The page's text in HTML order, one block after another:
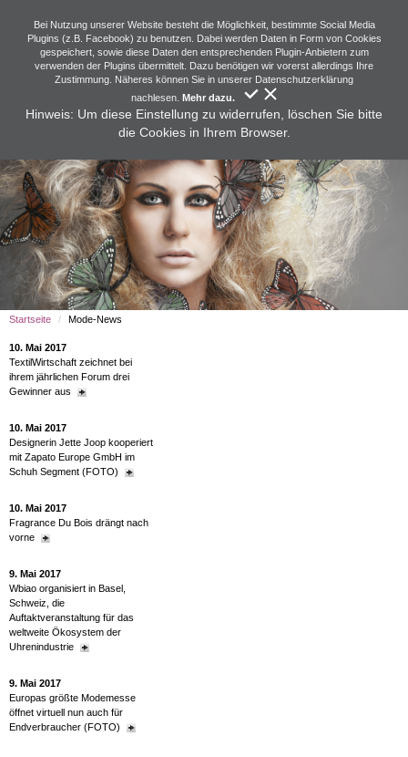
Startseite Mode-News
10. Mai 2017
TextilWirtschaft zeichnet bei
ihrem jährlichen Forum drei
Gewinner aus
10. Mai 2017
Designerin Jette Joop kooperiert
mit Zapato Europe GmbH im
Schuh Segment (FOTO)
10. Mai 2017
Fragrance Du Bois drängt nach
vorne
9. Mai 2017
Wbiao organisiert in Basel,
Schweiz, die
Auftaktveranstaltung für das
weltweite Ökosystem der
Uhrenindustrie
9. Mai 2017
Europas größte Modemesse
öffnet virtuell nun auch für
Endverbraucher (FOTO)
Bei Nutzung unserer Website besteht die Möglichkeit, bestimmte Social Media
Plugins (z.B. Facebook) zu benutzen. Dabei werden Daten in Form von Cookies
gespeichert, sowie diese Daten den entsprechenden Plugin-Anbietern zum
verwenden der Plugins übermittelt. Dazu benötigen wir vorerst allerdings Ihre
Zustimmung. Näheres können Sie in unserer Datenschutzerklärung
nachlesen. Mehr dazu.
Hinweis: Um diese Einstellung zu widerrufen, löschen Sie bitte
die Cookies in Ihrem Browser.